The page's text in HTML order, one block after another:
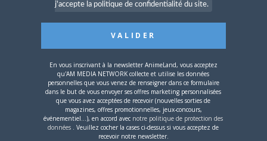
peut guére trouver plusieurs niveaux de
lecture, tout en étant un peu limite sur les
rastas et les Massaï. Curieusement, le film
veut à tout prix des "bons Noirs" et ne
réussit qu'à les caricaturer. Tu m'as fait
réfléchir aussi à la princesse, que j'ai
trouvée "incohérente quelque part" : c'est
ça, elle a qqch de vulgaire, ses
rodomontades agressives ne sont pas
d'une guerrière "naturelle", et le film
j'accepte la politique de confidentialité du site.
En vous inscrivant à la newsletter AnimeLand, vous acceptez
qu'AM MEDIA NETWORK collecte et utilise les données
personnelles que vous venez de renseigner dans ce formulaire
dans le but de vous envoyer ses offres marketing personnalisées
que vous avez acceptées de recevoir (nouvelles sorties de
magazines, offres promotionnelles, jeux-concours,
événementiel...), en accord avec notre politique de protection des
données . Veuillez cocher la cases ci-dessus si vous acceptez de
recevoir notre newsletter.